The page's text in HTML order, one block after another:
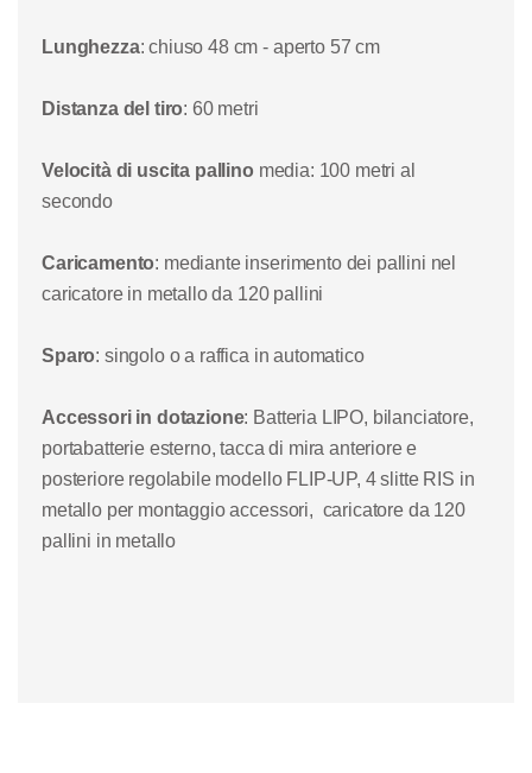
Lunghezza: chiuso 48 cm - aperto 57 cm
Distanza del tiro: 60 metri
Velocità di uscita pallino media: 100 metri al
secondo
Caricamento: mediante inserimento dei pallini nel
caricatore in metallo da 120 pallini
Sparo: singolo o a raffica in automatico
Accessori in dotazione: Batteria LIPO, bilanciatore,
portabatterie esterno, tacca di mira anteriore e
posteriore regolabile modello FLIP-UP, 4 slitte RIS in
metallo per montaggio accessori, caricatore da 120
pallini in metallo